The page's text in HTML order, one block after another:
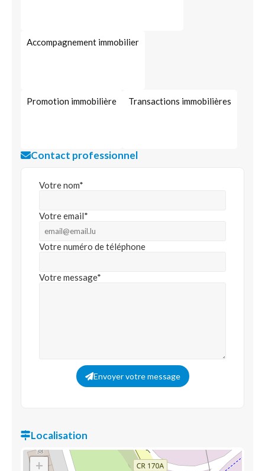
Accompagnement immobilier
Promotion immobilière Transactions immobilières
Contact professionnel
Votre nom*
Votre email*
Votre numéro de téléphone
Votre message*
Envoyer votre message
Localisation
+